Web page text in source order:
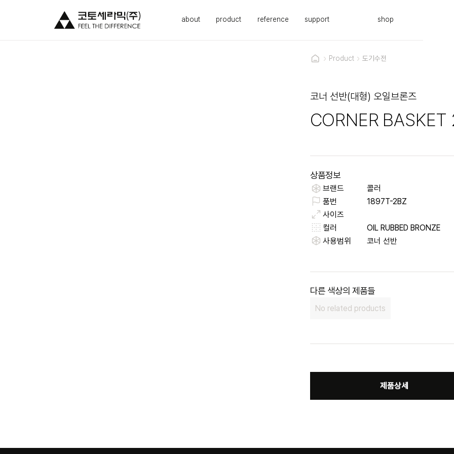
about product reference support shop
Product 도기수전
코너 선반(대형) 오일브론즈
CORNER BASKET
상품정보
브랜드
콜러
품번
1897T-2BZ
사이즈
컬러
OIL RUBBED BRONZE
사용범위
코너 선반
다른 색상의 제품들
No related products
제품상세